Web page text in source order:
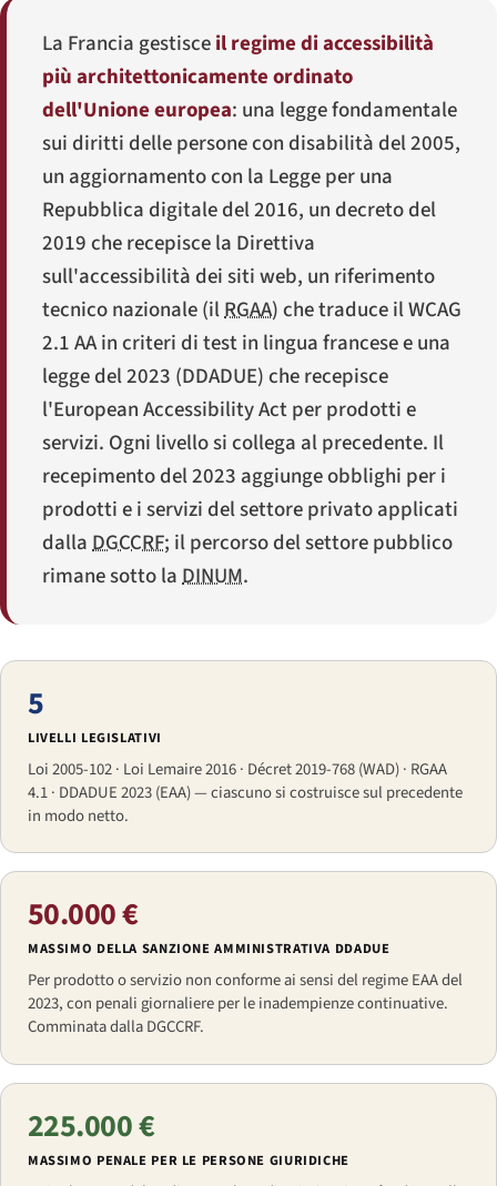
La Francia gestisceil regime di accessibilità
più architettonicamente ordinato
dell'Unione europea: una legge fondamentale
sui diritti delle persone con disabilità del 2005,
un aggiornamento con la Legge per una
Repubblica digitale del 2016, un decreto del
2019 che recepisce la Direttiva
sull'accessibilità dei siti web, un riferimento
tecnico nazionale (ilRGAA) che traduce il WCAG
2.1 AA in criteri di test in lingua francese e una
legge del 2023 (DDADUE) che recepisce
l'European Accessibility Act per prodotti e
servizi. Ogni livello si collega al precedente. Il
recepimento del 2023 aggiunge obblighi per i
prodotti e i servizi del settore privato applicati
dallaDGCCRF; il percorso del settore pubblico
rimane sotto laDINUM.
5
LIVELLI LEGISLATIVI
Loi 2005-102 · Loi Lemaire 2016 · Décret 2019-768 (WAD) · RGAA
4.1 · DDADUE 2023 (EAA) — ciascuno si costruisce sul precedente
in modo netto.
50.000 €
MASSIMO DELLA SANZIONE AMMINISTRATIVA DDADUE
Per prodotto o servizio non conforme ai sensi del regime EAA del
2023, con penali giornaliere per le inadempienze continuative.
Comminata dalla DGCCRF.
225.000 €
MASSIMO PENALE PER LE PERSONE GIURIDICHE